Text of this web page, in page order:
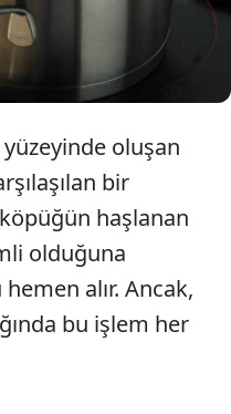
oluşan
bir
haşlanan
olduğuna
alır. Ancak,
bu işlem her